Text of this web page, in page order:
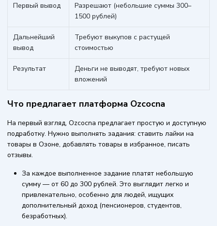
Первый вывод
Разрешают (небольшие суммы 300–
1500 рублей)
Дальнейший
вывод
Требуют выкупов с растущей
стоимостью
Результат
Деньги не выводят, требуют новых
вложений
Что предлагает платформа Ozcocna
На первый взгляд, Ozcocna предлагает простую и доступную
подработку. Нужно выполнять задания: ставить лайки на
товары в Озоне, добавлять товары в избранное, писать
отзывы.
За каждое выполненное задание платят небольшую
сумму — от 60 до 300 рублей. Это выглядит легко и
привлекательно, особенно для людей, ищущих
дополнительный доход (пенсионеров, студентов,
безработных).